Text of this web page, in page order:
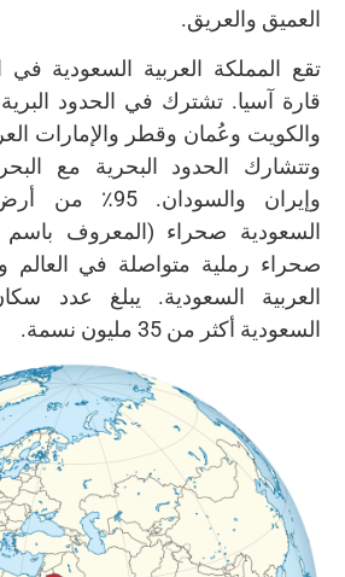
العميق والعريق.
تقع المملكة العربية السعودية
قارة آسيا. تشترك في الحدود
والكويت وعُمان وقطر والإمارات
وتتشارك الحدود البحرية مع
وإيران
السعودية صحراء (المعروف باسم
صحراء رملية متواصلة في العالم
العربية السعودية. يبلغ عدد
السعودية أكثر من 35 مليون نسمة.